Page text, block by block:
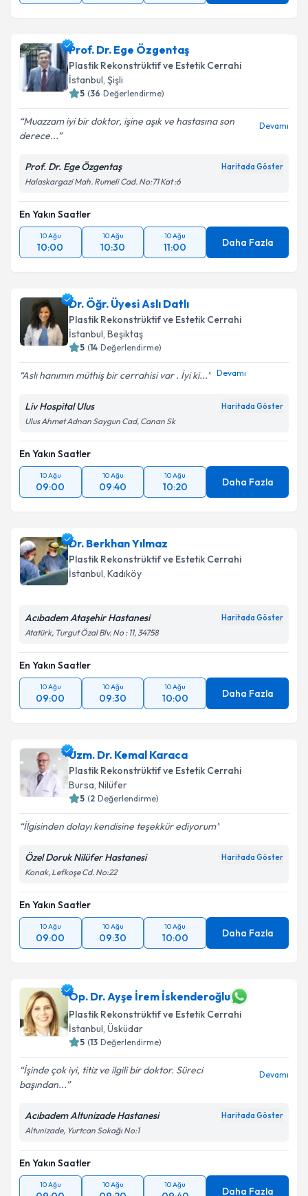
Prof. Dr. Ege Özgentaş
Plastik Rekonstrüktif ve Estetik Cerrahi
İstanbul, Şişli
5 (36 Değerlendirme)
Muazzam iyi bir doktor, işine aşık ve hastasına son
derece...
Devamı
Prof. Dr. Ege Özgentaş Haritada Göster
Halaskargazi Mah. Rumeli Cad. No:71 Kat :6
En Yakın Saatler
10 Ağu
10:00
10 Ağu
10:30
10 Ağu
11:00 Daha Fazla
Dr. Öğr. Üyesi Aslı Datlı
Plastik Rekonstrüktif ve Estetik Cerrahi
İstanbul, Beşiktaş
5 (14 Değerlendirme)
Aslı hanımın müthiş bir cerrahisi var . İyi ki... Devamı
Liv Hospital Ulus Haritada Göster
Ulus Ahmet Adnan Saygun Cad, Canan Sk
En Yakın Saatler
10 Ağu
09:00
10 Ağu
09:40
10 Ağu
10:20 Daha Fazla
Dr. Berkhan Yılmaz
Plastik Rekonstrüktif ve Estetik Cerrahi
İstanbul, Kadıköy
Acıbadem Ataşehir Hastanesi Haritada Göster
Atatürk, Turgut Özal Blv. No : 11, 34758
En Yakın Saatler
10 Ağu
09:00
10 Ağu
09:30
10 Ağu
10:00 Daha Fazla
Uzm. Dr. Kemal Karaca
Plastik Rekonstrüktif ve Estetik Cerrahi
Bursa, Nilüfer
5 (2 Değerlendirme)
İlgisinden dolayı kendisine teşekkür ediyorum
Özel Doruk Nilüfer Hastanesi Haritada Göster
Konak, Lefkoşe Cd. No:22
En Yakın Saatler
10 Ağu
09:00
10 Ağu
09:30
10 Ağu
10:00 Daha Fazla
Op. Dr. Ayşe İrem İskenderoğlu
Plastik Rekonstrüktif ve Estetik Cerrahi
İstanbul, Üsküdar
5 (13 Değerlendirme)
İşinde çok iyi, titiz ve ilgili bir doktor. Süreci
başından...
Devamı
Acıbadem Altunizade Hastanesi Haritada Göster
Altunizade, Yurtcan Sokağı No:1
En Yakın Saatler
10 Ağu 10 Ağu 10 Ağu
Daha Fazla